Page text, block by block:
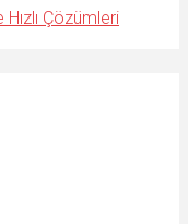
Çözümleri